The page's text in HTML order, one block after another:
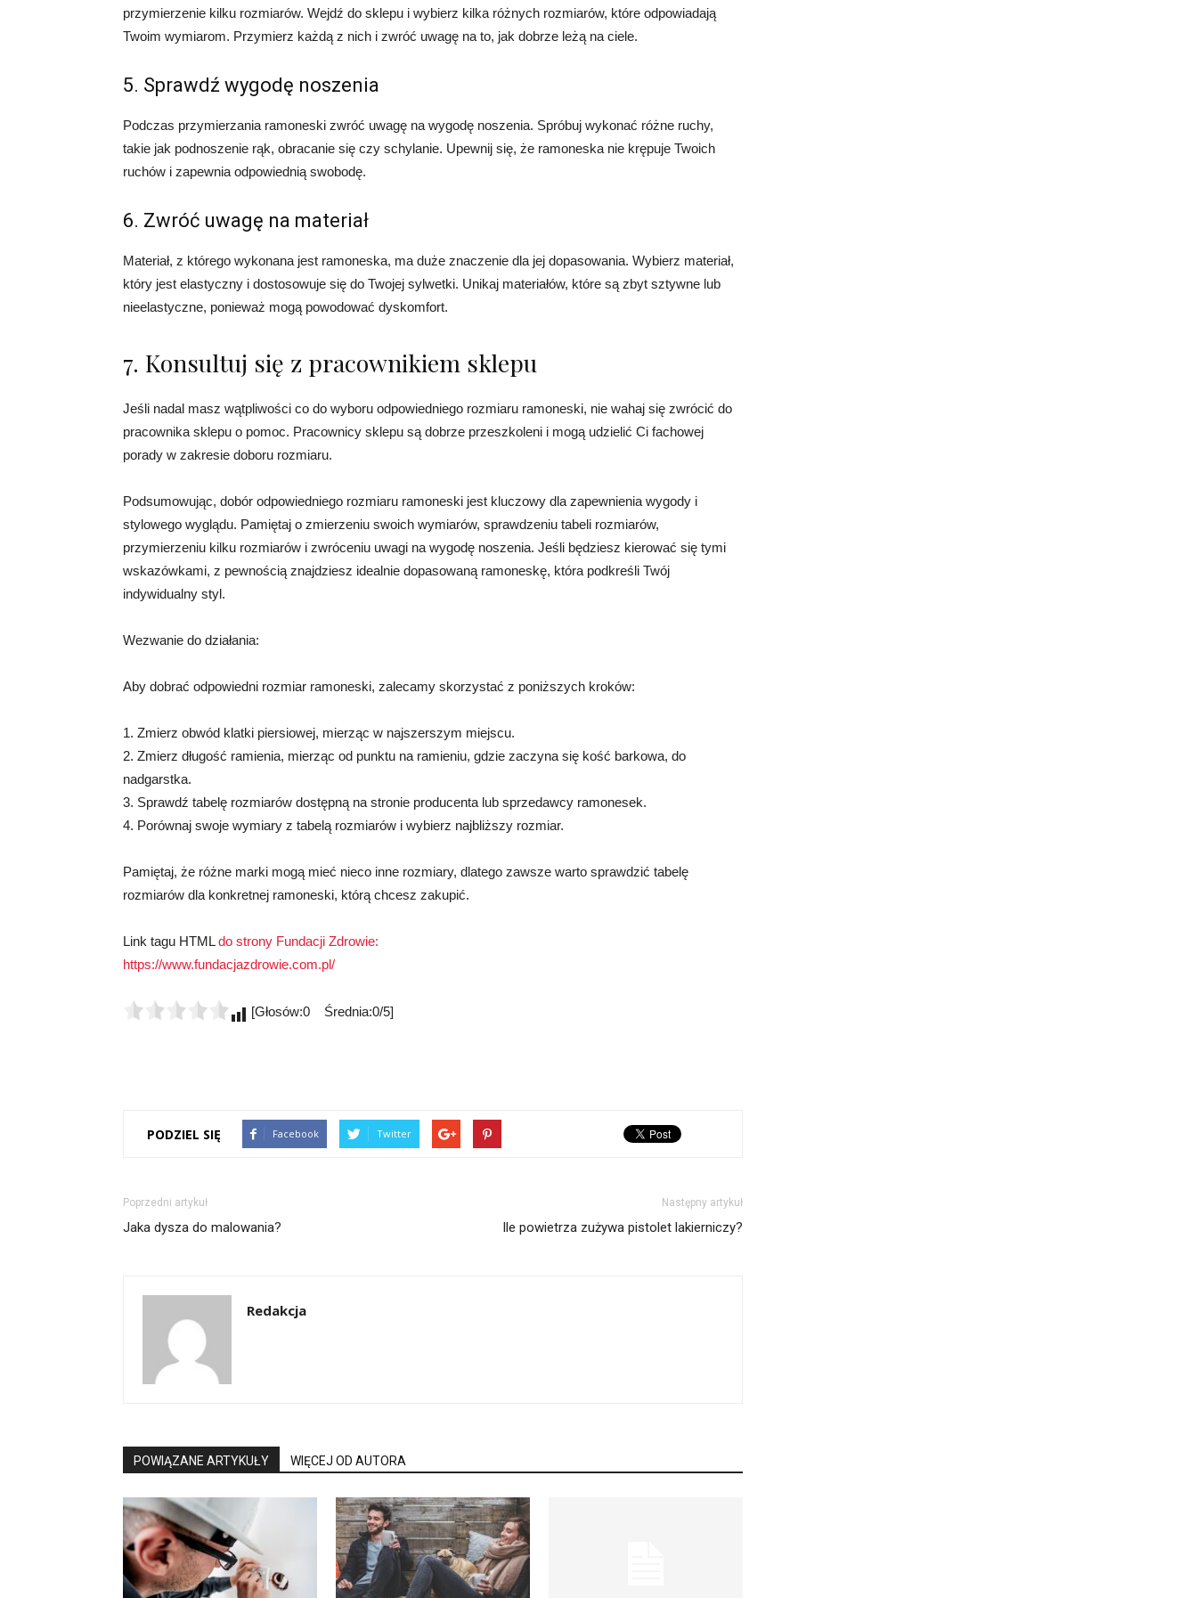
przymierzenie kilku rozmiarów. Wejdź do sklepu i wybierz kilka różnych rozmiarów, które odpowiadają
Twoim wymiarom. Przymierz każdą z nich i zwróć uwagę na to, jak dobrze leżą na ciele.
5. Sprawdź wygodę noszenia
Podczas przymierzania ramoneski zwróć uwagę na wygodę noszenia. Spróbuj wykonać różne ruchy,
takie jak podnoszenie rąk, obracanie się czy schylanie. Upewnij się, że ramoneska nie krępuje Twoich
ruchów i zapewnia odpowiednią swobodę.
6. Zwróć uwagę na materiał
Materiał, z którego wykonana jest ramoneska, ma duże znaczenie dla jej dopasowania. Wybierz materiał,
który jest elastyczny i dostosowuje się do Twojej sylwetki. Unikaj materiałów, które są zbyt sztywne lub
nieelastyczne, ponieważ mogą powodować dyskomfort.
7. Konsultuj się z pracownikiem sklepu
Jeśli nadal masz wątpliwości co do wyboru odpowiedniego rozmiaru ramoneski, nie wahaj się zwrócić do
pracownika sklepu o pomoc. Pracownicy sklepu są dobrze przeszkoleni i mogą udzielić Ci fachowej
porady w zakresie doboru rozmiaru.
Podsumowując, dobór odpowiedniego rozmiaru ramoneski jest kluczowy dla zapewnienia wygody i
stylowego wyglądu. Pamiętaj o zmierzeniu swoich wymiarów, sprawdzeniu tabeli rozmiarów,
przymierzeniu kilku rozmiarów i zwróceniu uwagi na wygodę noszenia. Jeśli będziesz kierować się tymi
wskazówkami, z pewnością znajdziesz idealnie dopasowaną ramoneskę, która podkreśli Twój
indywidualny styl.
Wezwanie do działania:
Aby dobrać odpowiedni rozmiar ramoneski, zalecamy skorzystać z poniższych kroków:
1. Zmierz obwód klatki piersiowej, mierząc w najszerszym miejscu.
2. Zmierz długość ramienia, mierząc od punktu na ramieniu, gdzie zaczyna się kość barkowa, do
nadgarstka.
3. Sprawdź tabelę rozmiarów dostępną na stronie producenta lub sprzedawcy ramonesek.
4. Porównaj swoje wymiary z tabelą rozmiarów i wybierz najbliższy rozmiar.
Pamiętaj, że różne marki mogą mieć nieco inne rozmiary, dlatego zawsze warto sprawdzić tabelę
rozmiarów dla konkretnej ramoneski, którą chcesz zakupić.
Link tagu HTMLdo strony Fundacji Zdrowie:
https://www.fundacjazdrowie.com.pl/
[Głosów:0 Średnia:0/5]
PODZIEL SIĘ Facebook Twitter
Poprzedni artykuł
Jaka dysza do malowania?
Następny artykuł
Ile powietrza zużywa pistolet lakierniczy?
Redakcja
POWIĄZANE ARTYKUŁY WIĘCEJ OD AUTORA